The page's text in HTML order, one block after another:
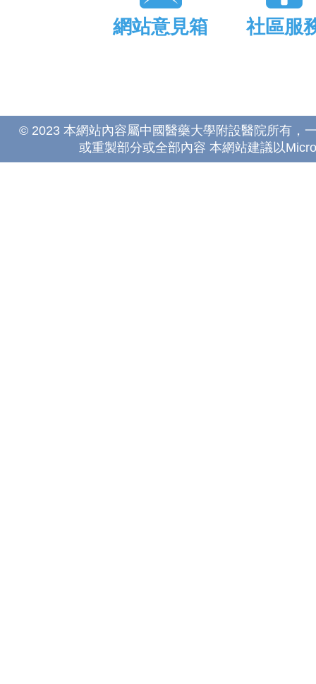
網站意見箱 社區服
© 2023 本網站內容屬中國醫藥大學附設醫院所有，
或重製部分或全部內容 本網站建議以